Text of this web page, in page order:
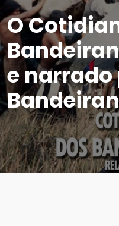
O
e